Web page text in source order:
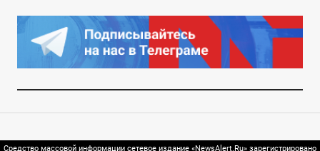
Средство массовой информации сетевое издание «NewsAlert.Ru» зарегистрировано